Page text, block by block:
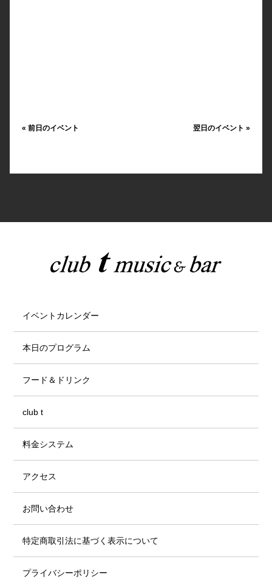
« 前日のイベント 翌日のイベント»
イベントカレンダー
本日のプログラム
フード＆ドリンク
club t
料金システム
アクセス
お問い合わせ
特定商取引法に基づく表示について
プライバシーポリシー